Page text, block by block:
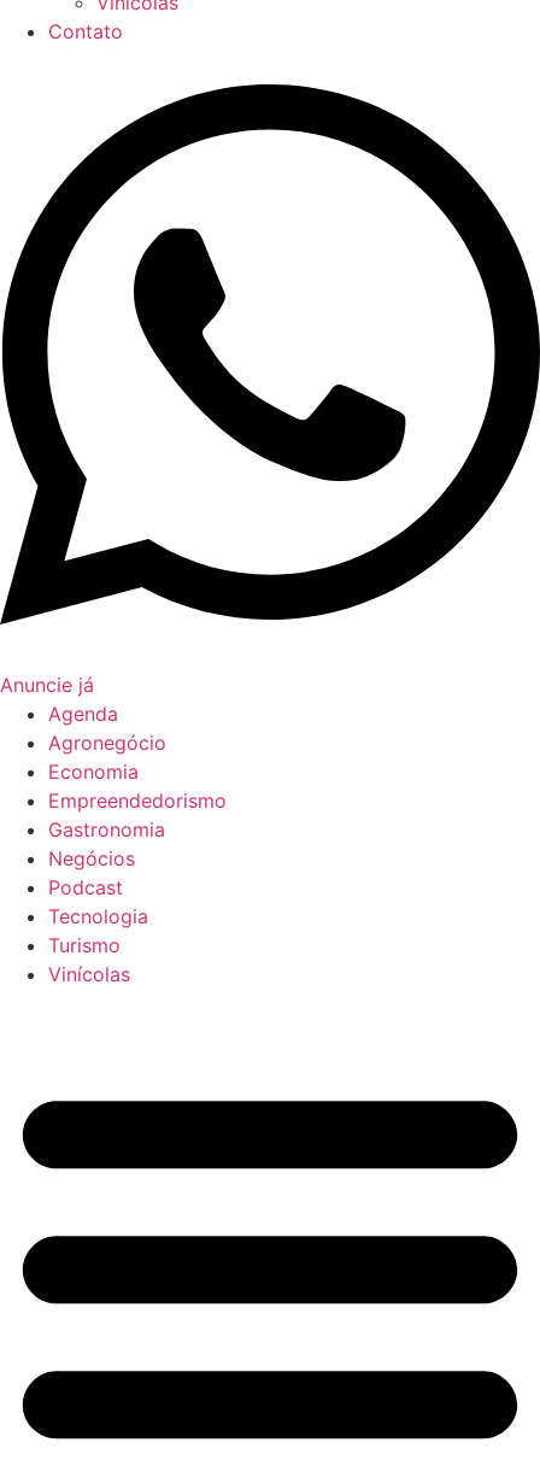
Contato
Anuncie já
Agenda
Agronegócio
Economia
Empreendedorismo
Gastronomia
Negócios
Podcast
Tecnologia
Turismo
Vinícolas